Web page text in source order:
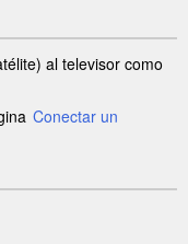
al televisor como
Conectar un